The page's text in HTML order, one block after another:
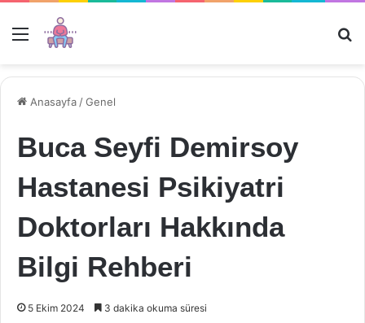
Menü
Anasayfa /Genel
Buca Seyfi Demirsoy
Hastanesi Psikiyatri
Doktorları Hakkında
Bilgi Rehberi
5 Ekim 2024 3 dakika okuma süresi